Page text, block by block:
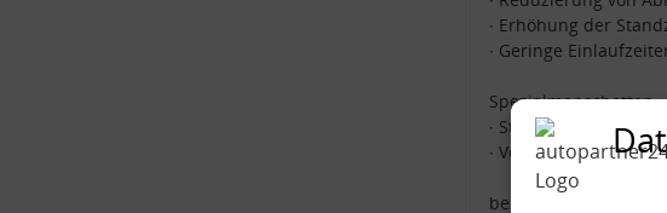
∙ Erhöhung der
∙ Geringe
Spezialmanschetten
∙ Steigerung des
∙ Verbesserte
bestehend aus: